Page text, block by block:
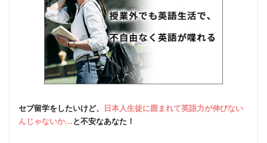
セブ留学をしたいけど、
日本人生徒に囲まれて英語力が伸びない
んじゃないか… と不安なあなた！